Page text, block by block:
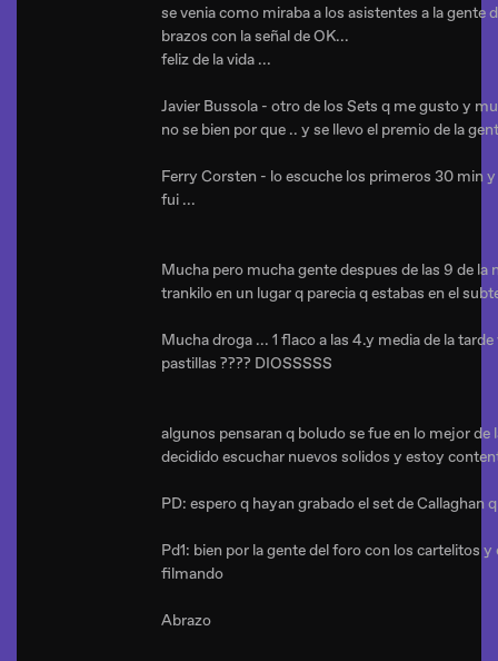
se venia como miraba a los asistentes a la gente
brazos con la señal de OK...
feliz de la vida ...
Javier Bussola - otro de los Sets q me gusto y
no se bien por que .. y se llevo el premio de la
Ferry Corsten - lo escuche los primeros 30 min
fui ...
Mucha pero mucha gente despues de las 9 de la
trankilo en un lugar q parecia q estabas en el
Mucha droga ... 1 flaco a las 4.y media de la
pastillas ???? DIOSSSSS
algunos pensaran q boludo se fue en lo mejor de
decidido escuchar nuevos solidos y estoy
PD: espero q hayan grabado el set de Callaghan
Pd1: bien por la gente del foro con los cartelitos
filmando
Abrazo